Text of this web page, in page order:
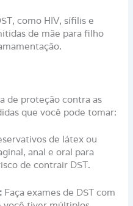
como HIV, sífilis e
de mãe para filho
de proteção contra as
que você pode tomar:
de látex ou
anal e oral para
de contrair DST.
Faça exames de DST com